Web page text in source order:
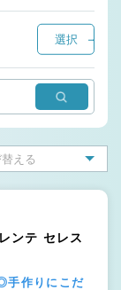
選択
ンテ セレス
手作りにこだ